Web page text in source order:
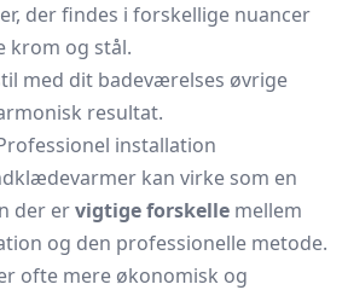
der findes i forskellige nuancer
krom og stål.
med dit badeværelses øvrige
resultat.
installation
kan virke som en
der ervigtige forskelle mellem
og den professionelle metode.
ofte mere økonomisk og